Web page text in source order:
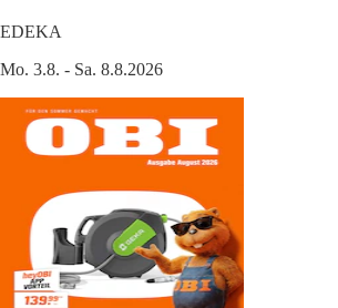
EDEKA
Mo. 3.8. - Sa. 8.8.2026